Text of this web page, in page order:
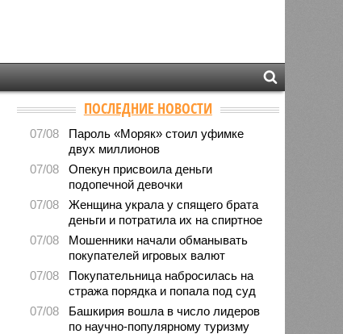
ПОСЛЕДНИЕ НОВОСТИ
07/08
Пароль «Моряк» стоил уфимке
двух миллионов
07/08
Опекун присвоила деньги
подопечной девочки
07/08
Женщина украла у спящего брата
деньги и потратила их на спиртное
07/08
Мошенники начали обманывать
покупателей игровых валют
07/08
Покупательница набросилась на
стража порядка и попала под суд
07/08
Башкирия вошла в число лидеров
по научно-популярному туризму